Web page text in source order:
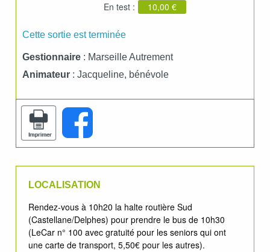
En test :
10,00 €
Cette sortie est terminée
Gestionnaire : Marseille Autrement
Animateur : Jacqueline, bénévole
LOCALISATION
Rendez-vous à 10h20 la halte routière Sud
(Castellane/Delphes) pour prendre le bus de 10h30
(LeCar n° 100 avec gratuité pour les seniors qui ont
une carte de transport, 5,50€ pour les autres).